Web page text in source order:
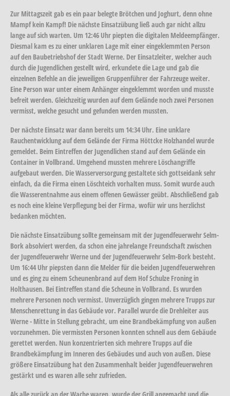
Zur Mittagszeit gab es ein paar belegte Brötchen und Joghurt, denn ohne
Mampf kein Kampf! Die nächste Einsatzübung ließ auch gar nicht allzu
lange auf sich warten. Um 12:46 Uhr piepten die digitalen Meldeempfänger.
Diesmal kam es zu einer unklaren Lage mit einer eingeklemmten Person
auf den Baubetriebshof der Stadt Werne. Der Einsatzleiter, welcher auch
durch die Jugendlichen gestellt wird, erkundete die Lage und gab die
einzelnen Befehle an die jeweiligen Gruppenführer der Fahrzeuge weiter.
Eine Person war unter einem Anhänger eingeklemmt worden und musste
befreit werden. Gleichzeitig wurden auf dem Gelände noch zwei Personen
vermisst, welche gesucht und gefunden werden mussten.
Der nächste Einsatz war dann bereits um 14:34 Uhr. Eine unklare
Rauchentwicklung auf dem Gelände der Firma Höttcke Holzhandel wurde
gemeldet. Beim Eintreffen der Jugendlichen stand auf dem Gelände ein
Container in Vollbrand. Umgehend mussten mehrere Löschangriffe
aufgebaut werden. Die Wasserversorgung gestaltete sich gottseidank sehr
einfach, da die Firma einen Löschteich vorhalten muss. Somit wurde auch
die Wasserentnahme aus einem offenen Gewässer geübt. Abschließend gab
es noch eine kleine Verpflegung bei der Firma, wofür wir uns herzlichst
bedanken möchten.
Die nächste Einsatzübung sollte gemeinsam mit der Jugendfeuerwehr Selm-
Bork absolviert werden, da schon eine jahrelange Freundschaft zwischen
der Jugendfeuerwehr Werne und der Jugendfeuerwehr Selm-Bork besteht.
Um 16:44 Uhr piepsten dann die Melder für die beiden Jugendfeuerwehren
und es ging zu einem Scheunenbrand auf dem Hof Schulze Froning in
Holthausen. Bei Eintreffen stand die Scheune in Vollbrand. Es wurden
mehrere Personen noch vermisst. Unverzüglich gingen mehrere Trupps zur
Menschenrettung in das Gebäude vor. Parallel wurde die Drehleiter aus
Werne - Mitte in Stellung gebracht, um eine Brandbekämpfung von außen
vorzunehmen. Die vermissten Personen konnten schnell aus dem Gebäude
gerettet werden. Nun konzentrierten sich mehrere Trupps auf die
Brandbekämpfung im Inneren des Gebäudes und auch von außen. Diese
größere Einsatzübung hat den Zusammenhalt beider Jugendfeuerwehren
gestärkt und es waren alle sehr zufrieden.